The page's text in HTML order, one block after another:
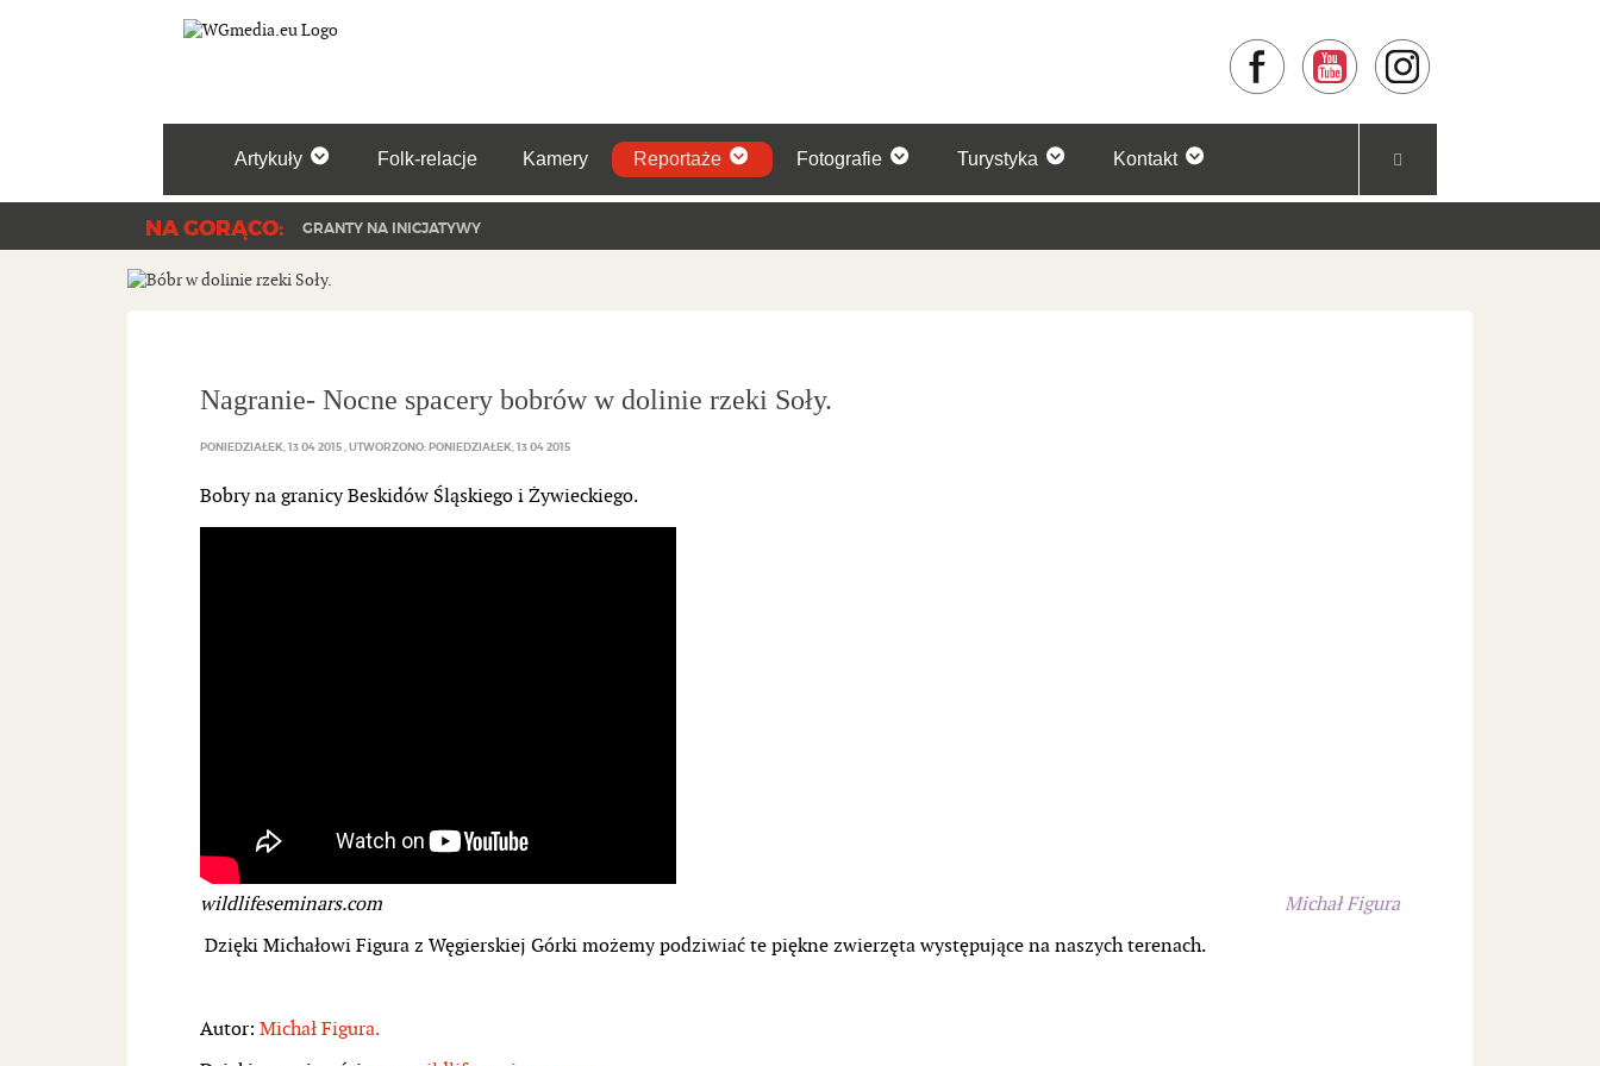
Facebook YouTube
Artykuły Folk-relacje Kamery Reportaże Fotografie Turystyka Kontakt
NA GORĄCO: GRANTY NA INICJATYWY
Nagranie- Nocne spacery bobrów w dolinie rzeki Soły.
PONIEDZIAŁEK, 13 04 2015 UTWORZONO: PONIEDZIAŁEK, 13 04 2015
Bobry na granicy Beskidów Śląskiego i Żywieckiego.
wildlifeseminars.com
Michał Figura
Dzięki Michałowi Figura z Węgierskiej Górki możemy podziwiać te piękne zwierzęta występujące na naszych terenach.
Autor: Michał Figura.